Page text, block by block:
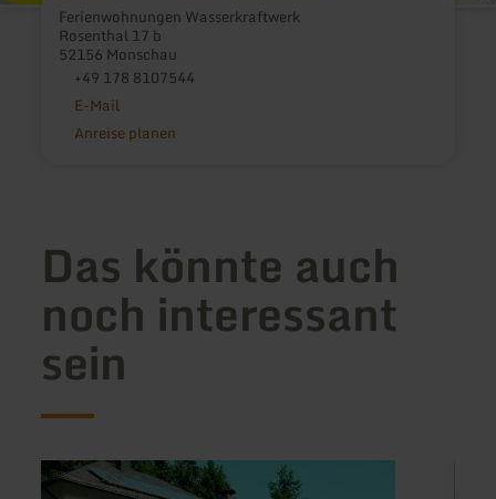
Ferienwohnungen Wasserkraftwerk
Rosenthal 17 b
52156 Monschau
+49 178 8107544
E-Mail
Anreise planen
Das könnte auch
noch interessant
sein
mehr
erfahren